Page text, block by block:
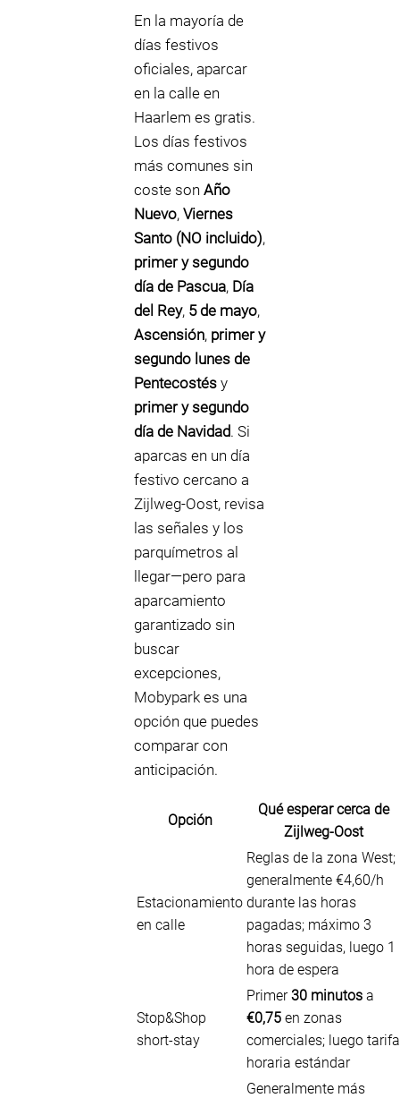
En la mayoría de
días festivos
oficiales, aparcar
en la calle en
Haarlem es gratis.
Los días festivos
más comunes sin
coste son Año
Nuevo, Viernes
Santo (NO incluido),
primer y segundo
día de Pascua, Día
del Rey, 5 de mayo,
Ascensión, primer y
segundo lunes de
Pentecostés y
primer y segundo
día de Navidad. Si
aparcas en un día
festivo cercano a
Zijlweg-Oost, revisa
las señales y los
parquímetros al
llegar—pero para
aparcamiento
garantizado sin
buscar
excepciones,
Mobypark es una
opción que puedes
comparar con
anticipación.
Opción
Qué esperar cerca de
Zijlweg-Oost
Estacionamiento
en calle
Reglas de la zona West;
generalmente €4,60/h
durante las horas
pagadas; máximo 3
horas seguidas, luego 1
hora de espera
Stop&Shop
short-stay
Primer30 minutos a
€0,75 en zonas
comerciales; luego tarifa
horaria estándar
Generalmente más